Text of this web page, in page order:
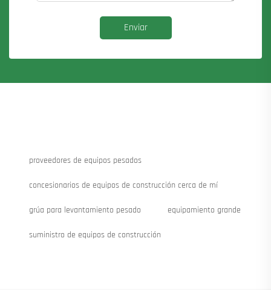
Enviar
proveedores de equipos pesados
concesionarios de equipos de construcción cerca de mí
grúa para levantamiento pesado equipamiento grande
suministro de equipos de construcción